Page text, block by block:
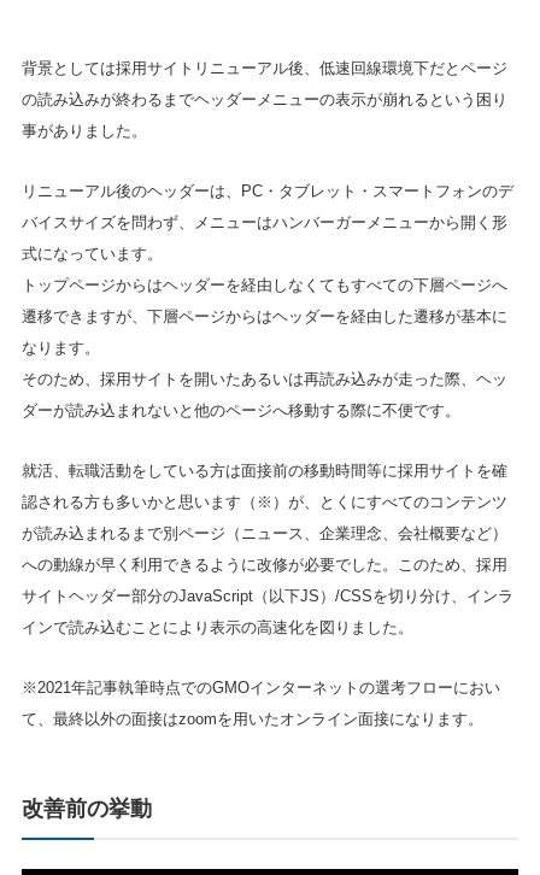
背景としては採用サイトリニューアル後、低速回線環境下だとページ
の読み込みが終わるまでヘッダーメニューの表示が崩れるという困り
事がありました。
リニューアル後のヘッダーは、PC・タブレット・スマートフォンのデ
バイスサイズを問わず、メニューはハンバーガーメニューから開く形
式になっています。
トップページからはヘッダーを経由しなくてもすべての下層ページへ
遷移できますが、下層ページからはヘッダーを経由した遷移が基本に
なります。
そのため、採用サイトを開いたあるいは再読み込みが走った際、ヘッ
ダーが読み込まれないと他のページへ移動する際に不便です。
就活、転職活動をしている方は面接前の移動時間等に採用サイトを確
認される方も多いかと思います（※）が、とくにすべてのコンテンツ
が読み込まれるまで別ページ（ニュース、企業理念、会社概要など）
への動線が早く利用できるように改修が必要でした。このため、採用
サイトヘッダー部分のJavaScript（以下JS）/CSSを切り分け、インラ
インで読み込むことにより表示の高速化を図りました。
※2021年記事執筆時点でのGMOインターネットの選考フローにおい
て、最終以外の面接はzoomを用いたオンライン面接になります。
改善前の挙動